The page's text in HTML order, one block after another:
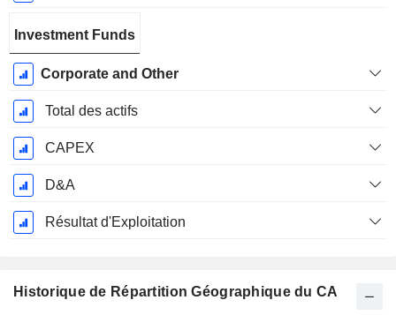
Investment Funds
Corporate and Other
Total des actifs
CAPEX
D&A
Résultat d'Exploitation
Historique de Répartition Géographique du CA